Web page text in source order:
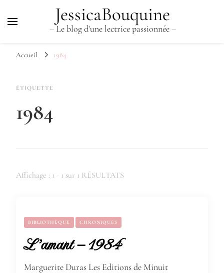
JessicaBouquine
– Le blog d'une lectrice passionnée –
Accueil 1984
ÉTIQUETTE
1984
Affichage : 1 - 1 sur 1 RÉSULTATS
BIBLIOTHÈQUE CHRONIQUES
L’amant – 1984
Marguerite Duras Les Editions de Minuit